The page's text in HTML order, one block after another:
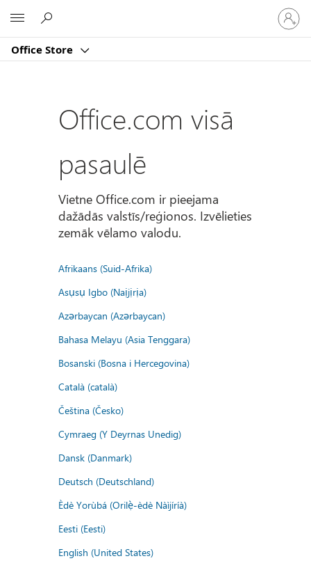
Office Store
savā
kontā
Office.com visā
pasaulē
Vietne Office.com ir pieejama
dažādās valstīs/reģionos. Izvēlieties
zemāk vēlamo valodu.
Afrikaans (Suid-Afrika)
Asụsụ Igbo (Naịjịrịa)
Azərbaycan (Azərbaycan)
Bahasa Melayu (Asia Tenggara)
Bosanski (Bosna i Hercegovina)
Català (català)
Čeština (Česko)
Cymraeg (Y Deyrnas Unedig)
Dansk (Danmark)
Deutsch (Deutschland)
Èdè Yorùbá (Orilẹ̀-èdè Nàìjíríà)
Eesti (Eesti)
English (United States)